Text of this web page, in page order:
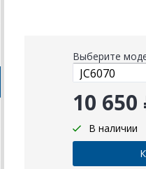
Выберите
10 650
В наличии